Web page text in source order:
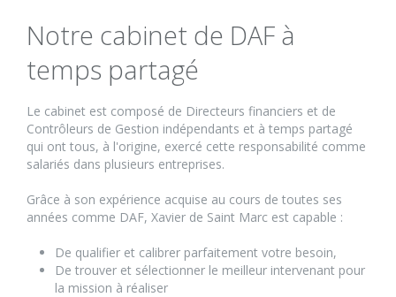
Notre cabinet de DAF à
temps partagé
Le cabinet est composé de Directeurs financiers et de
Contrôleurs de Gestion indépendants et à temps partagé
qui ont tous, à l'origine, exercé cette responsabilité comme
salariés dans plusieurs entreprises.
Grâce à son expérience acquise au cours de toutes ses
années comme DAF, Xavier de Saint Marc est capable :
De qualifier et calibrer parfaitement votre besoin,
De trouver et sélectionner le meilleur intervenant pour
la mission à réaliser